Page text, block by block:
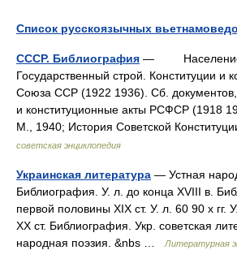
Список русскоязычных
СССР. Библиография —
Государственный строй. Конституции и
Союза ССР (1922 1936). Сб.
и конституционные акты РСФСР (1918
М., 1940; История Советской
советская энциклопедия
Украинская литература — Устная
Библиография. У. л. до конца XVIII в.
первой половины XIX ст. У. л. 60 90 х гг.
XX ст. Библиография. Укр. советская
народная поэзия. &nbs …
Литературная